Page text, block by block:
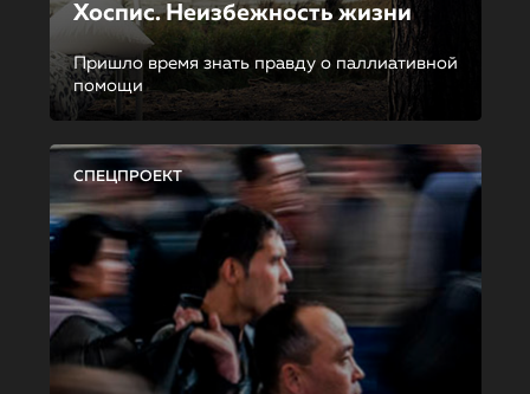
Хоспис. Неизбежность жизни
Пришло время знать правду о паллиативной
помощи
СПЕЦПРОЕКТ